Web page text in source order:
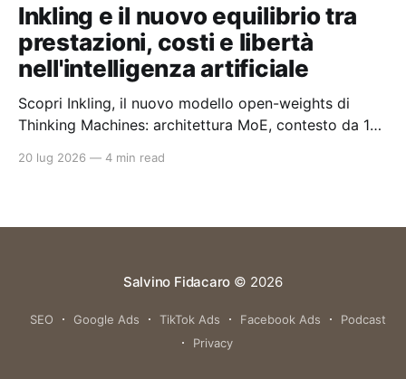
Inkling e il nuovo equilibrio tra
prestazioni, costi e libertà
nell'intelligenza artificiale
Scopri Inkling, il nuovo modello open-weights di
Thinking Machines: architettura MoE, contesto da 1
enterprise.
20 lug 2026 — 4 min read
Salvino Fidacaro © 2026
SEO Google Ads TikTok Ads Facebook Ads
Podcast
Privacy